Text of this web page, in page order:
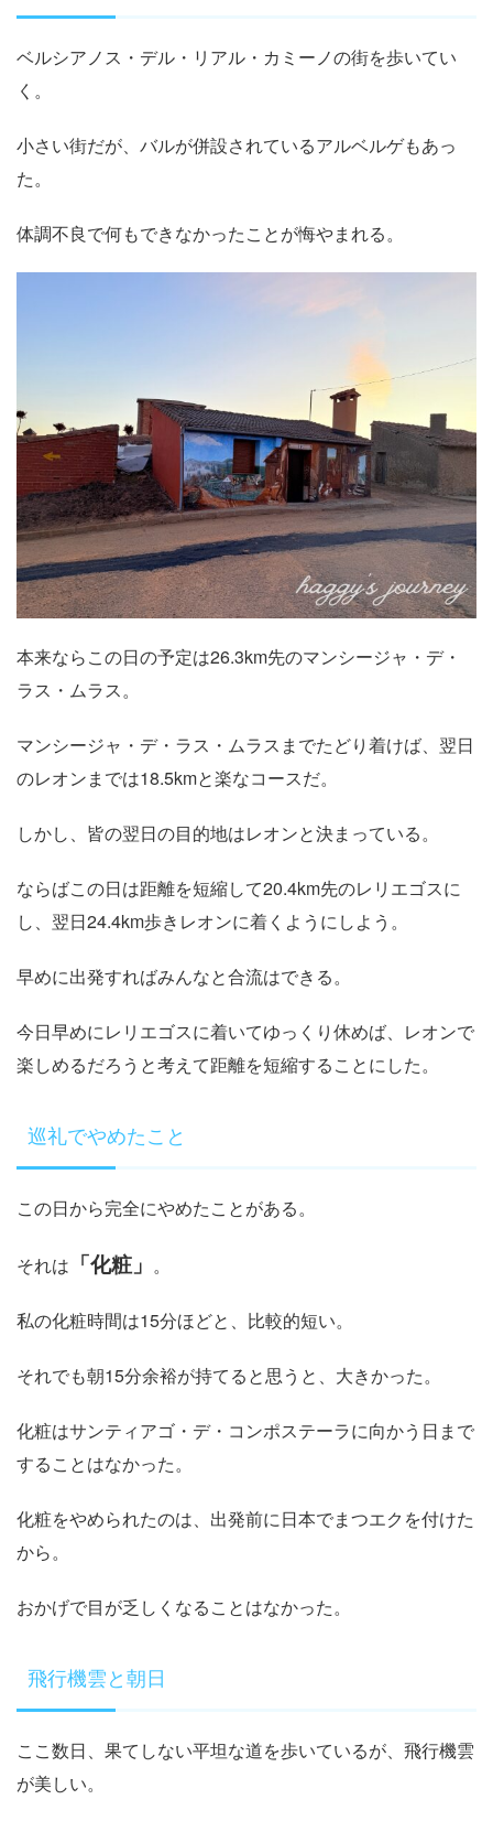
ベルシアノス・デル・リアル・カミーノの街を歩いてい
く。
小さい街だが、バルが併設されているアルベルゲもあっ
た。
体調不良で何もできなかったことが悔やまれる。
本来ならこの日の予定は26.3km先のマンシージャ・デ・
ラス・ムラス。
マンシージャ・デ・ラス・ムラスまでたどり着けば、翌日
のレオンまでは18.5kmと楽なコースだ。
しかし、皆の翌日の目的地はレオンと決まっている。
ならばこの日は距離を短縮して20.4km先のレリエゴスに
し、翌日24.4km歩きレオンに着くようにしよう。
早めに出発すればみんなと合流はできる。
今日早めにレリエゴスに着いてゆっくり休めば、レオンで
楽しめるだろうと考えて距離を短縮することにした。
巡礼でやめたこと
この日から完全にやめたことがある。
それは 「化粧」 。
私の化粧時間は15分ほどと、比較的短い。
それでも朝15分余裕が持てると思うと、大きかった。
化粧はサンティアゴ・デ・コンポステーラに向かう日まで
することはなかった。
化粧をやめられたのは、出発前に日本でまつエクを付けた
から。
おかげで目が乏しくなることはなかった。
飛行機雲と朝日
ここ数日、果てしない平坦な道を歩いているが、飛行機雲
が美しい。